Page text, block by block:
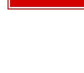
Menge